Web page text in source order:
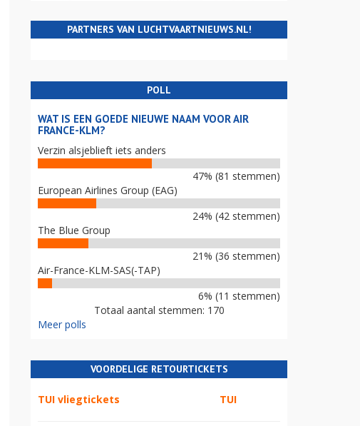
PARTNERS VAN LUCHTVAARTNIEUWS.NL!
POLL
WAT IS EEN GOEDE NIEUWE NAAM VOOR AIR
FRANCE-KLM?
Verzin alsjeblieft iets anders
47% (81 stemmen)
European Airlines Group (EAG)
24% (42 stemmen)
The Blue Group
21% (36 stemmen)
Air-France-KLM-SAS(-TAP)
6% (11 stemmen)
Totaal aantal stemmen: 170
Meer polls
VOORDELIGE RETOURTICKETS
TUI vliegtickets TUI